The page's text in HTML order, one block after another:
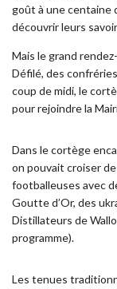
goût à une centaine
découvrir leurs
Mais le grand
Défilé, des
coup de midi, le
pour rejoindre la
Dans le cortège
on pouvait croiser
footballeuses avec
Goutte d’Or, des
Distillateurs de
programme).
Les tenues